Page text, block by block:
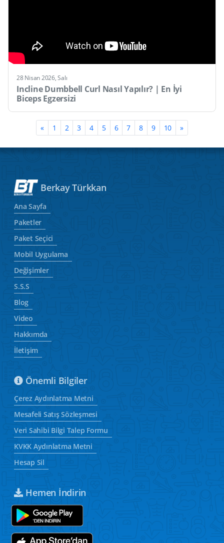
28 Nisan 2026, Salı
Incline Dumbbell Curl Nasıl Yapılır? | En İyi
Biceps Egzersizi
« 1 2 3 4 5 6 7 8 9 10 »
Berkay Türkkan
Ana Sayfa
Paketler
Paket Seçici
Mobil Uygulama
Değişimler
S.S.S
Blog
Video
Hakkımda
İletişim
Önemli Bilgiler
Çerez Aydınlatma Metni
Mesafeli Satış Sözleşmesi
Veri Sahibi Bilgi Talep Formu
KVKK Aydınlatma Metni
Hesap Sil
Hemen İndirin